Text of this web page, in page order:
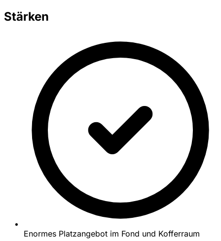
Stärken
Enormes Platzangebot im Fond und Kofferraum